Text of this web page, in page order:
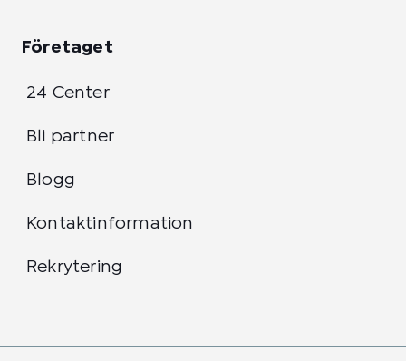
Företaget
24 Center
Bli partner
Blogg
Kontaktinformation
Rekrytering